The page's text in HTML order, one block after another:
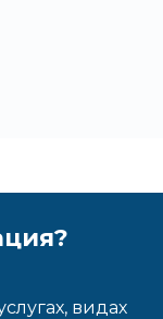
видах